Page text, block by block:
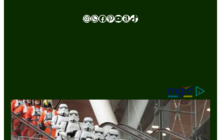
InstagramWhatsApp Facebook Pinterest Youtube Amazon TikTok